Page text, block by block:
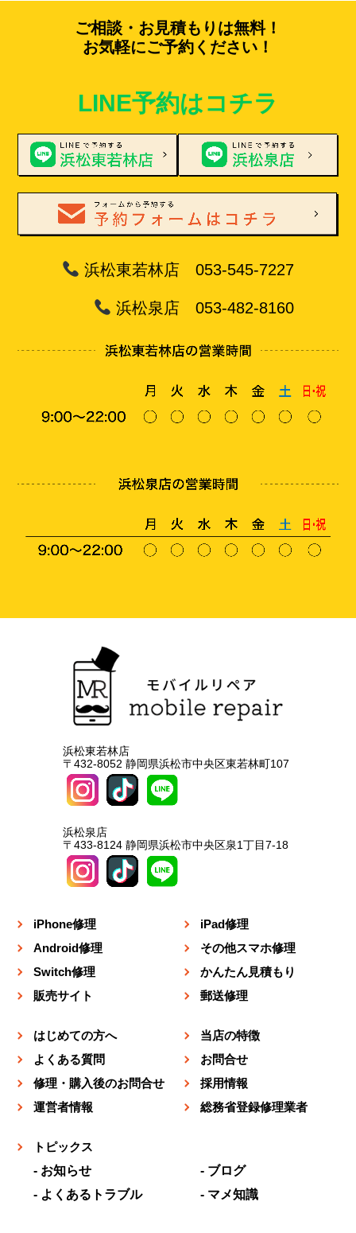
ご相談・お見積もりは無料！
お気軽にご予約ください！
LINE予約はコチラ
浜松東若林店 053-545-7227
浜松泉店 053-482-8160
浜松東若林店
〒432-8052 静岡県浜松市中央区東若林町107
浜松泉店
〒433-8124 静岡県浜松市中央区泉1丁目7-18
iPhone修理
iPad修理
Android修理
その他スマホ修理
Switch修理
かんたん見積もり
販売サイト
郵送修理
はじめての方へ
当店の特徴
よくある質問
お問合せ
修理・購入後のお問合せ
採用情報
運営者情報
総務省登録修理業者
トピックス
お知らせ
ブログ
よくあるトラブル
マメ知識